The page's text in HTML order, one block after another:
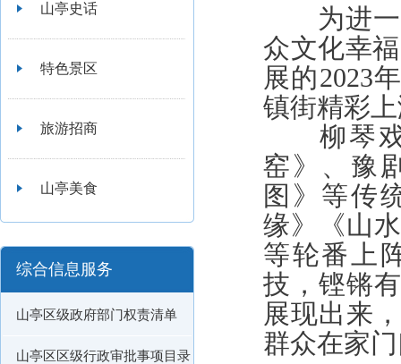
山亭史话
特色景区
旅游招商
山亭美食
综合信息服务
山亭区级政府部门权责清单
山亭区区级行政审批事项目录
为进一
众文化幸
展的2023
镇街精彩
柳琴戏
窑》、豫
图》等传
缘》《山
等轮番上
技，铿锵
展现出来
群众在家